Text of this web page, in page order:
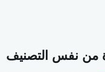
من نفس التصنيف